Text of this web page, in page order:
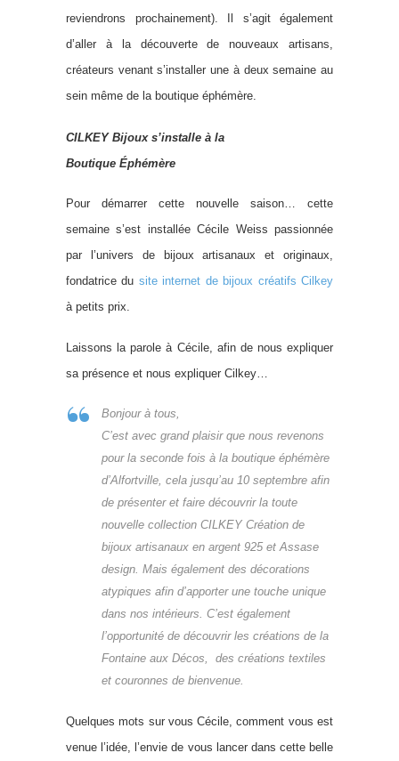
reviendrons prochainement). Il s’agit également
d’aller à la découverte de nouveaux artisans,
créateurs venant s’installer une à deux semaine au
sein même de la boutique éphémère.
CILKEY Bijoux s’installe à la
Boutique Éphémère
Pour démarrer cette nouvelle saison… cette
semaine s’est installée Cécile Weiss passionnée
par l’univers de bijoux artisanaux et originaux,
fondatrice du site internet de bijoux créatifs Cilkey
à petits prix.
Laissons la parole à Cécile, afin de nous expliquer
sa présence et nous expliquer Cilkey…
Bonjour à tous,
C’est avec grand plaisir que nous revenons
pour la seconde fois à la boutique éphémère
d’Alfortville, cela jusqu’au 10 septembre afin
de présenter et faire découvrir la toute
nouvelle collection CILKEY Création de
bijoux artisanaux en argent 925 et Assase
design. Mais également des décorations
atypiques afin d’apporter une touche unique
dans nos intérieurs. C’est également
l’opportunité de découvrir les créations de la
Fontaine aux Décos, des créations textiles
et couronnes de bienvenue.
Quelques mots sur vous Cécile, comment vous est
venue l’idée, l’envie de vous lancer dans cette belle